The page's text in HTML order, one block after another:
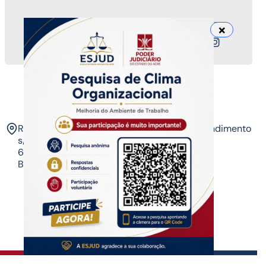
Nossos canais
ESJUD
Rua Tribunal de Justiça,
s/n. Via Verde.
69.915-631 – Rio
Branco-AC.​
Horário de Atendimento
07 às 14 horas​
Copyrigth ® | Escola do Poder Judiciário
Todos os direitos reservados